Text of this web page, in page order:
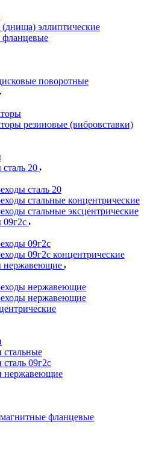
эллиптические
фланцевые
поворотные
резиновые (вибровставки)
20
сталь 20
стальные концентрические
стальные эксцентрические
09г2с
09г2с концентрические
нержавеющие
нержавеющие
нержавеющие
стальные
09г2с
нержавеющие
фланцевые